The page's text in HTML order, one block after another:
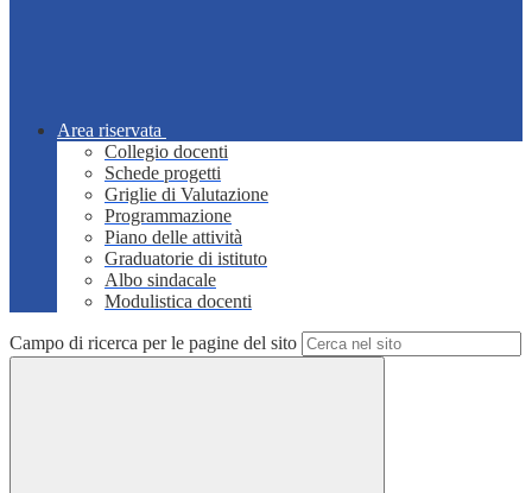
Area riservata
Collegio docenti
Schede progetti
Griglie di Valutazione
Programmazione
Piano delle attività
Graduatorie di istituto
Albo sindacale
Modulistica docenti
Campo di ricerca per le pagine del sito